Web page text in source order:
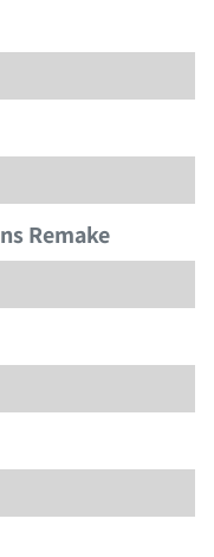
Remake